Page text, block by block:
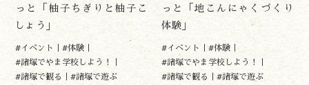
っと「柚子ちぎりと柚子こ
しょう」
#イベント
#体験
#諸塚でやま学校しよう！
#諸塚で観る
#諸塚で遊ぶ
っと「地こんにゃくづくり
体験」
#イベント
#体験
#諸塚でやま学校しよう！
#諸塚で観る
#諸塚で遊ぶ
観る
開花情報